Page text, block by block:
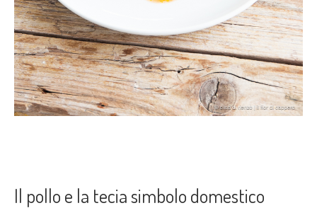
Il pollo e la tecia simbolo domestico